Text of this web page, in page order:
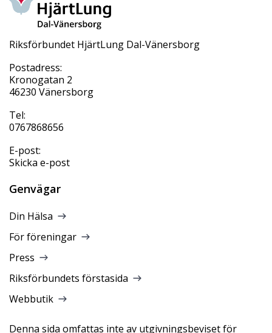
Riksförbundet HjärtLung Dal-Vänersborg
Postadress:
Kronogatan 2
46230 Vänersborg
Tel:
0767868656
E-post:
Skicka e-post
Genvägar
Din Hälsa
För föreningar
Press
Riksförbundets förstasida
Webbutik
Denna sida omfattas inte av utgivningsbeviset för